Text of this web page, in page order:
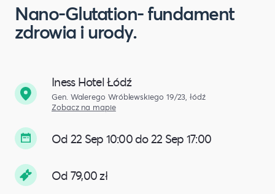
Nano-Glutation- fundament
zdrowia i urody.
Iness Hotel Łódź
Gen. Walerego Wróblewskiego 19/23, łódź
Zobacz na mapie
Od 22 Sep 10:00 do 22 Sep 17:00
Od 79,00 zł